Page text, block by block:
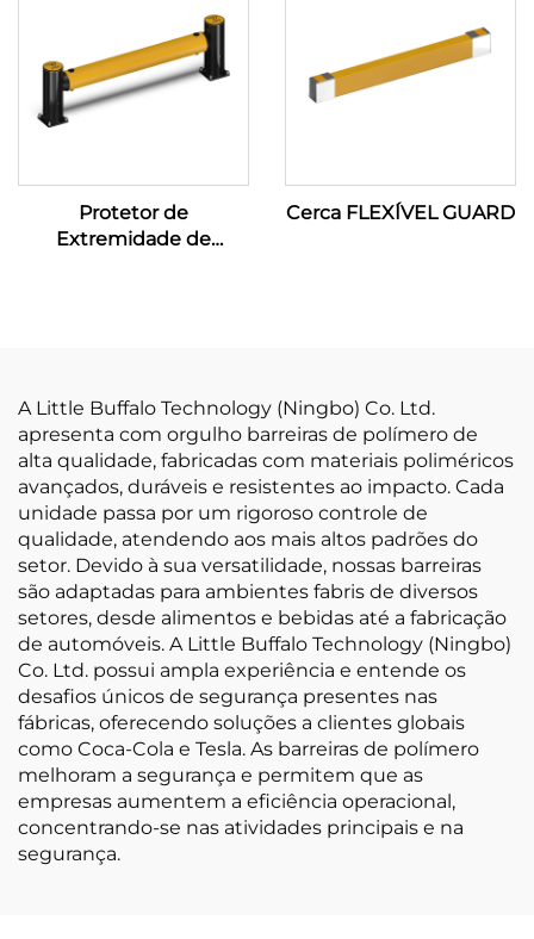
Protetor de
Extremidade de
Cerca FLEXÍVEL GUARD
A Little Buffalo Technology (Ningbo) Co. Ltd.
apresenta com orgulho barreiras de polímero de
alta qualidade, fabricadas com materiais poliméricos
avançados, duráveis e resistentes ao impacto. Cada
unidade passa por um rigoroso controle de
qualidade, atendendo aos mais altos padrões do
setor. Devido à sua versatilidade, nossas barreiras
são adaptadas para ambientes fabris de diversos
setores, desde alimentos e bebidas até a fabricação
de automóveis. A Little Buffalo Technology (Ningbo)
Co. Ltd. possui ampla experiência e entende os
desafios únicos de segurança presentes nas
fábricas, oferecendo soluções a clientes globais
como Coca-Cola e Tesla. As barreiras de polímero
melhoram a segurança e permitem que as
empresas aumentem a eficiência operacional,
concentrando-se nas atividades principais e na
segurança.